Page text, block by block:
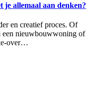
je allemaal aan denken?
en creatief proces. Of
een nieuwbouwwoning of
over…